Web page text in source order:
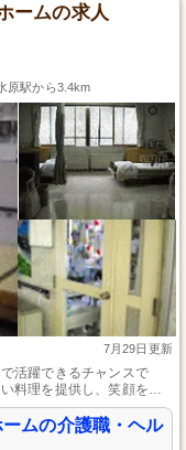
ームの求人
原駅から3.4km
7月29日更新
活躍できるチャンスで
料理を提供し、笑顔を増
、一から料理スキルを身
できます。
ムの介護職・ヘル